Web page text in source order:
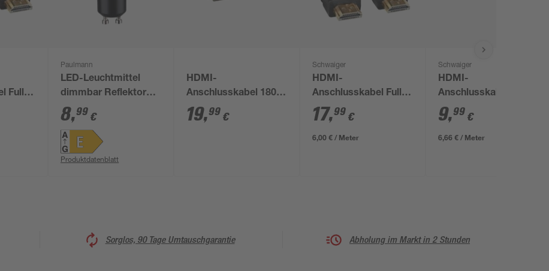
Full
Paulmann
LED-Leuchtmittel
dimmbar Reflektor
GU10 8 W 750 lm
warmweiß
8,99 €
Produktdatenblatt
HDMI-
Anschlusskabel 180°-
Schwenkstecker
19,99 €
Schwaiger
HDMI-
Anschlusskabel Full
HD 3 m
17,99 €
6,00 € / Meter
Schwaiger
HDMI-
Anschlusskabel 1,5 m
9,99 €
6,66 € / Meter
Sorglos, 90 Tage Umtauschgarantie Abholung im Markt in 2 Stunden